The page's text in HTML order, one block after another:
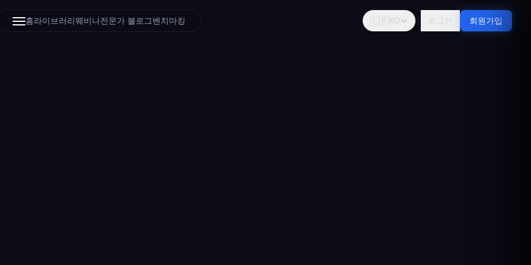
홈라이브러리웨비나전문가 블로그벤치마킹 🇰🇷KO 로그인 회원가입